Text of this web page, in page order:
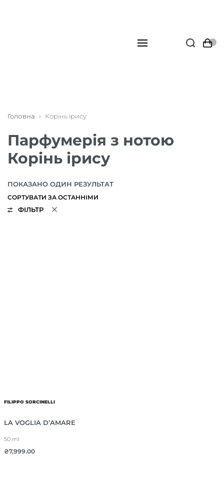
Головна › Корінь ірису
Парфумерія з нотою
Корінь ірису
ПОКАЗАНО ОДИН РЕЗУЛЬТАТ
ФІЛЬТР
FILIPPO SORCINELLI
LA VOGLIA D’AMARE
50 ml
₴7,999.00